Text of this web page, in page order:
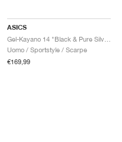
ASICS
Uomo / Sportstyle / Scarpe
€169,99